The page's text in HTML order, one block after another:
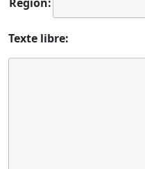
Texte libre: